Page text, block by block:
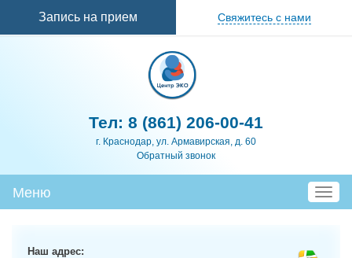
Запись на прием Свяжитесь с нами
Тел: 8 (861) 206-00-41
г. Краснодар, ул. Армавирская, д. 60
Обратный звонок
T
o
Меню
Наш адрес: